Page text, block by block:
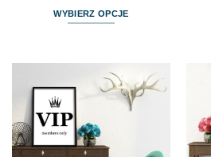
WYBIERZ OPCJE
ma
wiele
wariantów.
można
wybrać